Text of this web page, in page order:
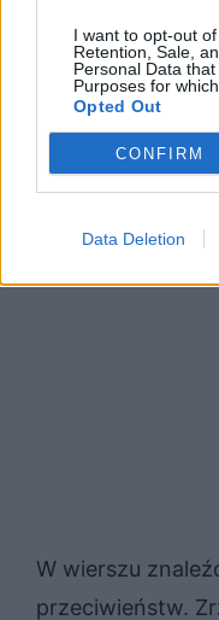
I want to opt-out
Retention, Sale,
Personal Data
Purposes for
Opted Out
CONFIRM
Data Deletion
W wierszu
przeciwieństw.